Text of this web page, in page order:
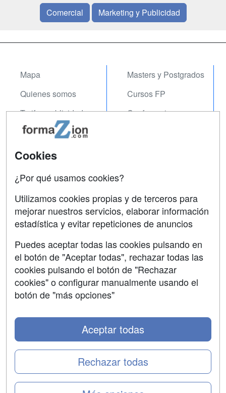
Comercial Marketing y Publicidad
Mapa
Quienes somos
Tarifas publicidad
Acceso Usuarios
Acceso Centros
Masters y Postgrados
Cursos FP
Conferencias
Contactar
Confidencialidad
Aviso legal
Copyleft
Cookies
¿Por qué usamos cookies?
Utilizamos cookies propias y de terceros para
mejorar nuestros servicios, elaborar información
estadística y evitar repeticiones de anuncios
Puedes aceptar todas las cookies pulsando en
el botón de "Aceptar todas", rechazar todas las
cookies pulsando el botón de "Rechazar
cookies" o configurar manualmente usando el
botón de "más opciones"
Rechazar todas
Aceptar todas